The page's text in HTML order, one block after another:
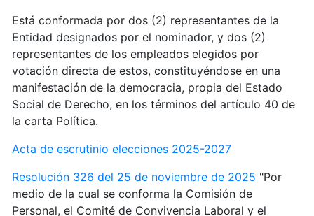
Está conformada por dos (2) representantes de la
Entidad designados por el nominador, y dos (2)
representantes de los empleados elegidos por
votación directa de estos, constituyéndose en una
manifestación de la democracia, propia del Estado
Social de Derecho, en los términos del artículo 40 de
la carta Política.
Acta de escrutinio elecciones 2025-2027
Resolución 326 del 25 de noviembre de 2025 "Por
medio de la cual se conforma la Comisión de
Personal, el Comité de Convivencia Laboral y el